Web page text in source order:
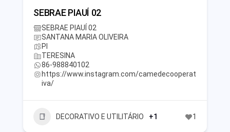
SEBRAE PIAUÍ 02
SEBRAE PIAUÍ 02
SANTANA MARIA OLIVEIRA
PI
TERESINA
86-988840102
https://www.instagram.com/camedecooperat
iva/
DECORATIVO E UTILITÁRIO +1 1